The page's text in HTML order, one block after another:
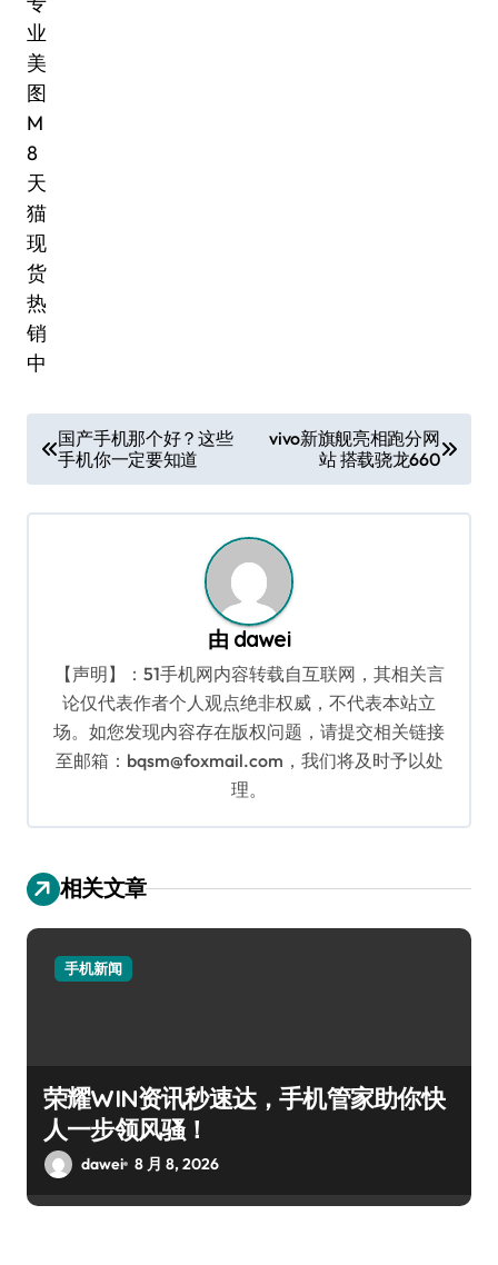
章
导
国产手机那个好？这些
手机你一定要知道
vivo新旗舰亮相跑分网
站 搭载骁龙660
由 dawei
【声明】：51手机网内容转载自互联网，其相关言
论仅代表作者个人观点绝非权威，不代表本站立
场。如您发现内容存在版权问题，请提交相关链接
至邮箱：bqsm@foxmail.com，我们将及时予以处
理。
相关文章
手机新闻
荣耀WIN资讯秒速达，手机管家助你快
人一步领风骚！
dawei 8 月 8, 2026